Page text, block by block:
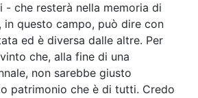
- che resterà nella memoria di
in questo campo, può dire con
ed è diversa dalle altre. Per
che, alla fine di una
non sarebbe giusto
patrimonio che è di tutti. Credo